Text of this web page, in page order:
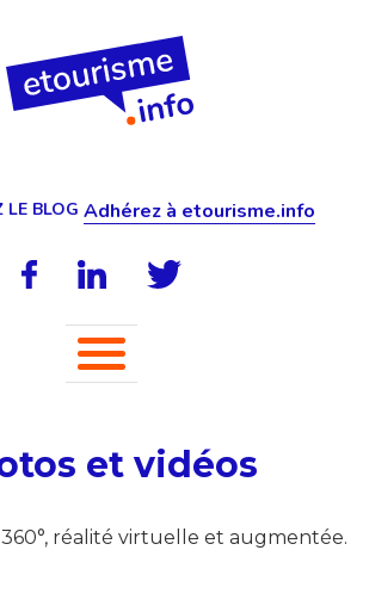
LE BLOG Adhérez à etourisme.info
et vidéos
360°, réalité virtuelle et augmentée.